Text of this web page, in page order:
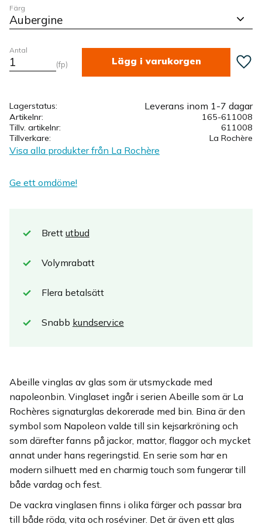
Färg
Antal
fp Lägg
Lagerstatus Leverans inom 1-7 dagar
Artikelnr
165-611008
Tillv. artikelnr
611008
Tillverkare
La Rochère
Visa alla produkter från La Rochère
Ge ett omdöme!
Brett utbud
Volymrabatt
Flera betalsätt
Snabb kundservice
Abeille vinglas av glas som är utsmyckade med
napoleonbin. Vinglaset ingår i serien Abeille som är La
Rochères signaturglas dekorerade med bin. Bina är den
symbol som Napoleon valde till sin kejsarkröning och
som därefter fanns på jackor, mattor, flaggor och mycket
annat under hans regeringstid. En serie som har en
modern silhuett med en charmig touch som fungerar till
både vardag och fest.
De vackra vinglasen finns i olika färger och passar bra
till både röda, vita och roséviner. Det är även ett glas